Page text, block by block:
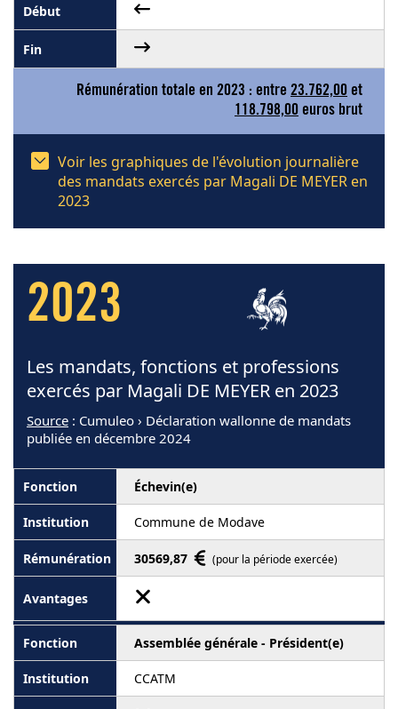
Rémunération totale en 2023 : entre 23.762,00 et
118.798,00 euros brut
Voir les graphiques de l'évolution journalière
des mandats exercés par Magali DE MEYER en
2023
2023
Les mandats, fonctions et professions
exercés par Magali DE MEYER en 2023
Source : Cumuleo › Déclaration wallonne de mandats
publiée en décembre 2024
Échevin(e)
Commune de Modave
30569,87 (pour la période exercée)
Assemblée générale - Président(e)
CCATM